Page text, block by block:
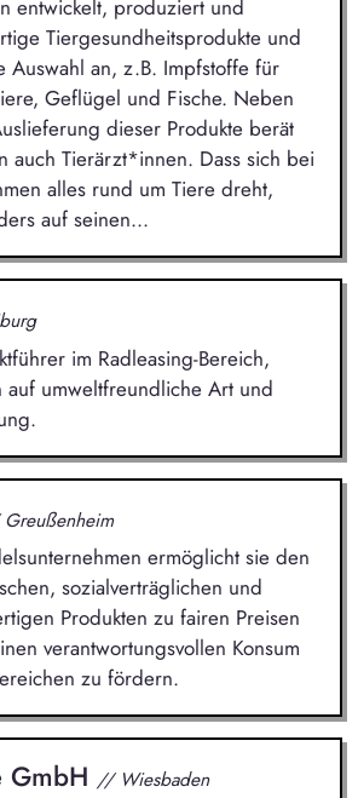
entwickelt, produziert und
Tiergesundheitsprodukte und
Auswahl an, z.B. Impfstoffe für
Geflügel und Fische. Neben
dieser Produkte berät
auch Tierärzt*innen. Dass sich bei
alles rund um Tiere dreht,
auf seinen...
im Radleasing-Bereich,
auf umweltfreundliche Art und
ermöglicht sie den
sozialverträglichen und
Produkten zu fairen Preisen
verantwortungsvollen Konsum
zu fördern.
GmbH // Wiesbaden